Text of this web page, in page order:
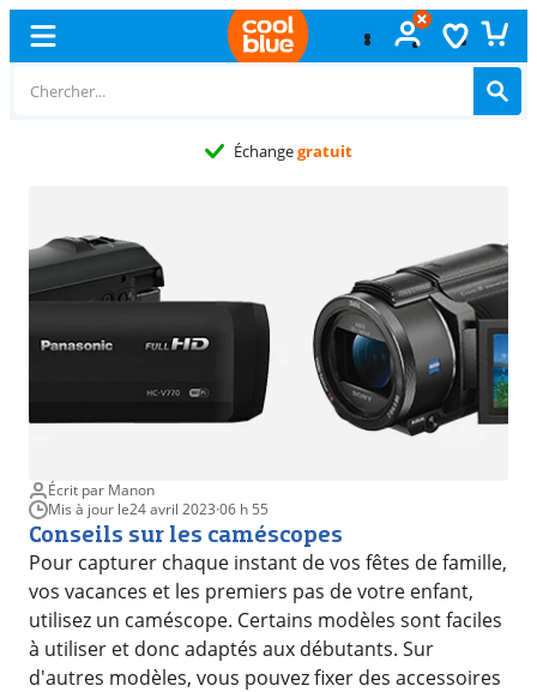
Échangegratuit
Écrit par Manon
Mis à jour le24 avril 2023·06 h 55
Conseils sur les caméscopes
Pour capturer chaque instant de vos fêtes de famille,
vos vacances et les premiers pas de votre enfant,
utilisez un caméscope. Certains modèles sont faciles
à utiliser et donc adaptés aux débutants. Sur
d'autres modèles, vous pouvez fixer des accessoires